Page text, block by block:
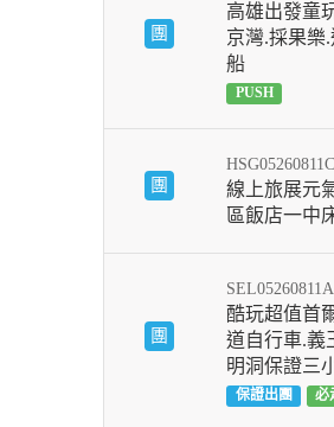
團
高雄出發童
京灣.採果樂
船
PUSH
團
HSG05260811C
線上旅展元
區飯店一中
團
SEL05260811A
酷玩超值首
道自行車.義
明洞保證三
保證出團 必